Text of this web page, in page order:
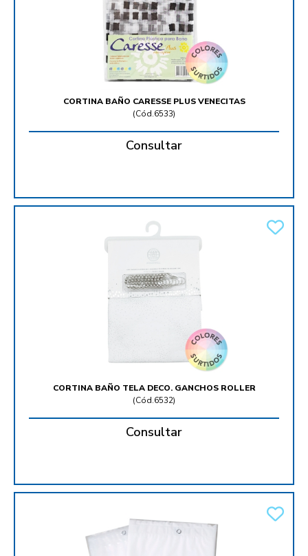
CORTINA BAÑO CARESSE PLUS VENECITAS
(Cód.6533)
Consultar
CORTINA BAÑO TELA DECO. GANCHOS ROLLER
(Cód.6532)
Consultar